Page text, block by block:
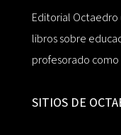
Editorial Octaedro
libros sobre
profesorado
SITIOS DE